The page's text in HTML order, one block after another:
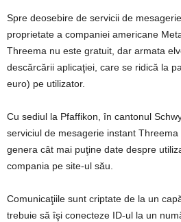
Spre deosebire de servicii de
proprietate a companiei americane
Threema nu este gratuit, dar armata
descărcării aplicaţiei, care se ridică la
euro) pe utilizator.
Cu sediul la Pfaffikon, în cantonul
serviciul de mesagerie instant
genera cât mai puţine date despre
compania pe site-ul său.
Comunicaţiile sunt criptate de la un
trebuie să îşi conecteze ID-ul la un